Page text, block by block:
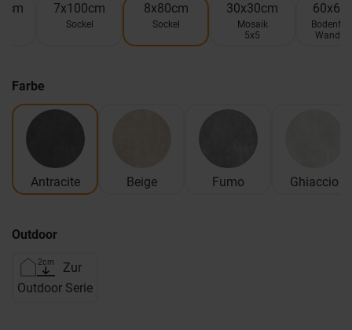
7x100cm
Sockel
8x80cm
Sockel
30x30cm
Mosaik
5x5
Farbe
Antracite Beige Fumo Ghiaccio
Outdoor
Zur
Outdoor Serie